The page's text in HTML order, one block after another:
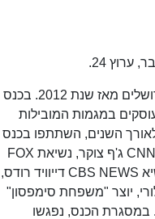
ניר גם יזם ופתח את הכנס הבינלאומי השנתי של קשת לחדשנות בטלוויזיה, INTV, אשר נערך בירושלים מאז שנת 2012. בכנס
במגמות המובילות
של תעשיית התוכן העולמית. הכנס נערך שש פעמים, כאשר האחרון נערך במרץ 2019. לאורך השנים, השתתפו בכנס
INTV בכירי התעשייה העולמית, בהם נשיא HBO ריצ'רד פלפלר, נשיא NBC בוב גרינבלט, נשיא CNN ג'ף צוקר, נשיאת FOX
דנה וולדן, סגנית נשיא התוכן המקורי בנטפליקס סינדי הולנד, סגנית נשיא CNN איימי אנטליס, נשיא CBS NEWS דייוויד רודס,
יוצר "משפחת סימפסון"
במסגרת הכנס, נפגשו